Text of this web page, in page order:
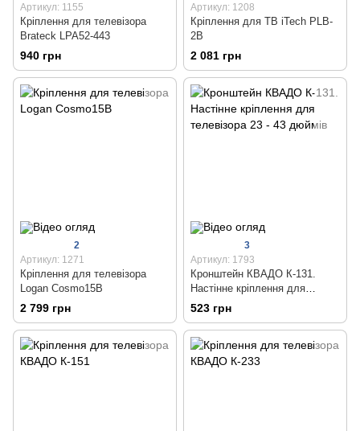
Артикул: 1155
Кріплення для телевізора
Brateck LPA52-443
940 грн
Артикул: 1208
Кріплення для ТВ iTech PLB-
2B
2 081 грн
2
Артикул: 1271
Кріплення для телевізора
Logan Cosmo15B
2 799 грн
3
Артикул: 1793
Кронштейн КВАДО К-131.
Настінне кріплення для
телевізора 23 - 43 дюймів
523 грн